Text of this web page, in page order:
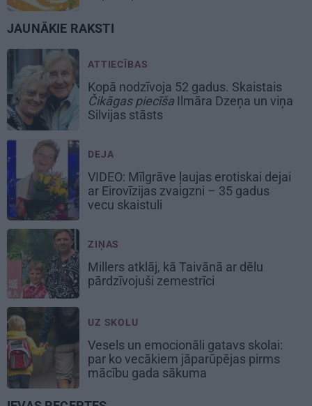
JAUNĀKIE RAKSTI
ATTIECĪBAS
Kopā nodzīvoja 52 gadus. Skaistais
Čikāgas piecīša Ilmāra Dzeņa un viņa
Silvijas stāsts
DEJA
VIDEO: Mīlgrāve ļaujas erotiskai dejai
ar Eirovīzijas zvaigzni – 35 gadus
vecu skaistuli
ZIŅAS
Millers atklāj, kā Taivānā ar dēlu
pārdzīvojuši zemestrīci
UZ SKOLU
Vesels un emocionāli gatavs skolai:
par ko vecākiem jāparūpējas pirms
mācību gada sākuma